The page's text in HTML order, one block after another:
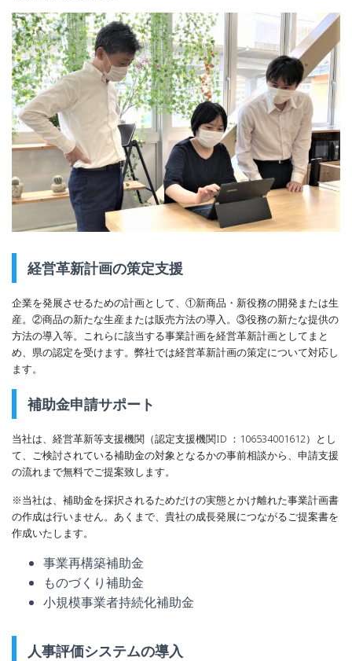
経営革新計画の策定支援
企業を発展させるための計画として、①新商品・新役務の開発または生
産。②商品の新たな生産または販売方法の導入。③役務の新たな提供の
方法の導入等。これらに該当する事業計画を経営革新計画としてまと
め、県の認定を受けます。弊社では経営革新計画の策定について対応し
ます。
補助金申請サポート
当社は、経営革新等支援機関（認定支援機関ID ：106534001612）とし
て、ご検討されている補助金の対象となるかの事前相談から、申請支援
の流れまで無料でご提案致します。
※当社は、補助金を採択されるためだけの実態とかけ離れた事業計画書
の作成は行いません。あくまで、貴社の成長発展につながるご提案書を
作成いたします。
事業再構築補助金
ものづくり補助金
小規模事業者持続化補助金
人事評価システムの導入